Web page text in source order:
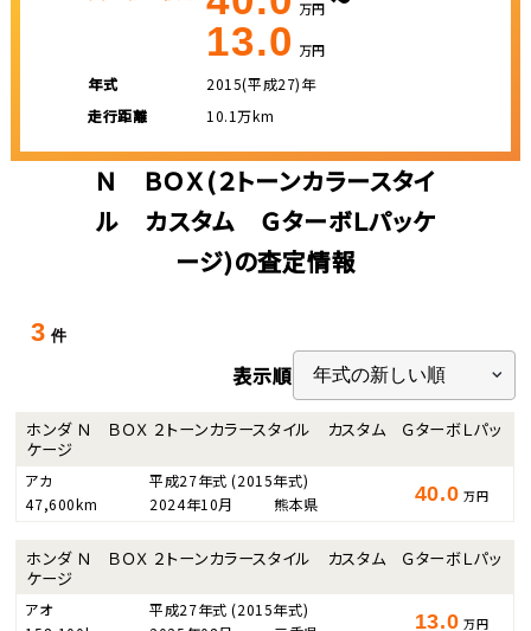
万円
13.0 万円
年式
2015(平成27)年
走行距離
10.1万km
Ｎ ＢＯＸ(２トーンカラースタイ
ル カスタム ＧターボＬパッケ
ージ)の査定情報
3 件
表示順
ホンダ Ｎ ＢＯＸ ２トーンカラースタイル カスタム ＧターボＬパッ
ケージ
アカ 平成27年式(2015年式)
47,600km
2024年10月 熊本県 40.0 万円
ホンダ Ｎ ＢＯＸ ２トーンカラースタイル カスタム ＧターボＬパッ
ケージ
アオ 平成27年式(2015年式)
13.0 万円